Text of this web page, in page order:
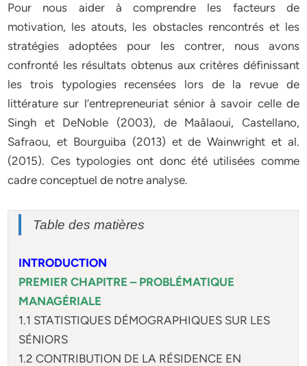
Pour nous aider à comprendre les facteurs de
motivation, les atouts, les obstacles rencontrés et les
stratégies adoptées pour les contrer, nous avons
confronté les résultats obtenus aux critères définissant
les trois typologies recensées lors de la revue de
littérature sur l’entrepreneuriat sénior à savoir celle de
Singh et DeNoble (2003), de Maâlaoui, Castellano,
Safraou, et Bourguiba (2013) et de Wainwright et al.
(2015). Ces typologies ont donc été utilisées comme
cadre conceptuel de notre analyse.
Table des matières
INTRODUCTION
PREMIER CHAPITRE – PROBLÉMATIQUE
MANAGÉRIALE
1.1 STATISTIQUES DÉMOGRAPHIQUES SUR LES
SÉNIORS
1.2 CONTRIBUTION DE LA RÉSIDENCE EN